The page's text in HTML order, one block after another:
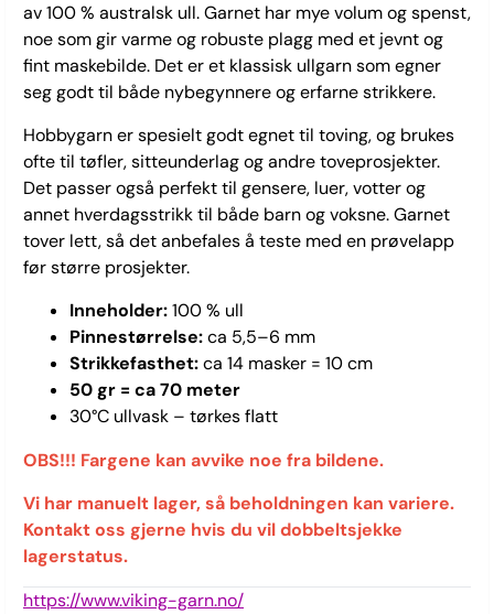
av 100 % australsk ull. Garnet har mye volum og spenst,
noe som gir varme og robuste plagg med et jevnt og
fint maskebilde. Det er et klassisk ullgarn som egner
seg godt til både nybegynnere og erfarne strikkere.
Hobbygarn er spesielt godt egnet til toving, og brukes
ofte til tøfler, sitteunderlag og andre toveprosjekter.
Det passer også perfekt til gensere, luer, votter og
annet hverdagsstrikk til både barn og voksne. Garnet
tover lett, så det anbefales å teste med en prøvelapp
før større prosjekter.
Inneholder:100 % ull
Pinnestørrelse:ca 5,5–6 mm
Strikkefasthet:ca 14 masker = 10 cm
50 gr = ca 70 meter
30°C ullvask – tørkes flatt
OBS!!! Fargene kan avvike noe fra bildene.
Vi har manuelt lager, så beholdningen kan variere.
Kontakt oss gjerne hvis du vil dobbeltsjekke
lagerstatus.
https://www.viking-garn.no/